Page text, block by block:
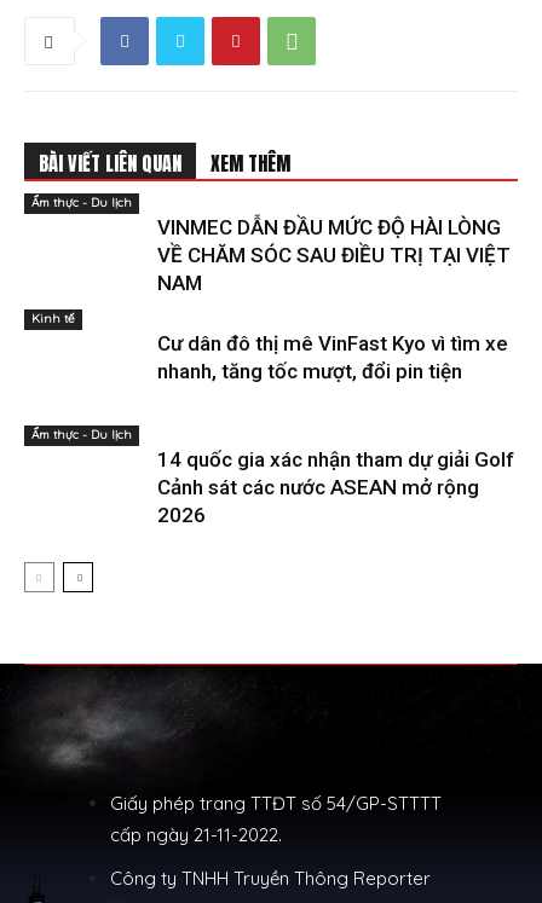
BÀI VIẾT LIÊN QUAN XEM THÊM
Ẩm thực - Du lịch
VINMEC DẪN ĐẦU MỨC ĐỘ HÀI LÒNG
VỀ CHĂM SÓC SAU ĐIỀU TRỊ TẠI VIỆT
NAM
Kinh tế
Cư dân đô thị mê VinFast Kyo vì tìm xe
nhanh, tăng tốc mượt, đổi pin tiện
Ẩm thực - Du lịch
14 quốc gia xác nhận tham dự giải Golf
Cảnh sát các nước ASEAN mở rộng
2026
Giấy phép trang TTĐT số 54/GP-STTTT
cấp ngày 21-11-2022.
Công ty TNHH Truyền Thông Reporter